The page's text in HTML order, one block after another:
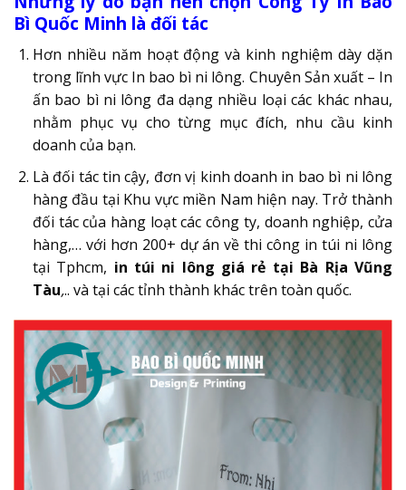
Bì Quốc Minh là đối tác
Hơn nhiều năm hoạt động và kinh nghiệm dày dặn
trong lĩnh vực In bao bì ni lông. Chuyên Sản xuất – In
ấn bao bì ni lông đa dạng nhiều loại các khác nhau,
nhằm phục vụ cho từng mục đích, nhu cầu kinh
doanh của bạn.
Là đối tác tin cậy, đơn vị kinh doanh in bao bì ni lông
hàng đầu tại Khu vực miền Nam hiện nay. Trở thành
đối tác của hàng loạt các công ty, doanh nghiệp, cửa
hàng,… với hơn 200+ dự án về thi công in túi ni lông
tại Tphcm, in túi ni lông giá rẻ tại Bà Rịa Vũng
Tàu,.. và tại các tỉnh thành khác trên toàn quốc.